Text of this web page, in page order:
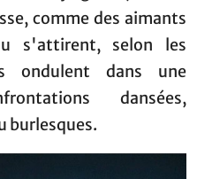
comme des aimants
s'attirent, selon les
ondulent dans une
dansées,
burlesques.